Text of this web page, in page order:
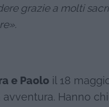
grazie a molti
e Paolo il 18
Hanno